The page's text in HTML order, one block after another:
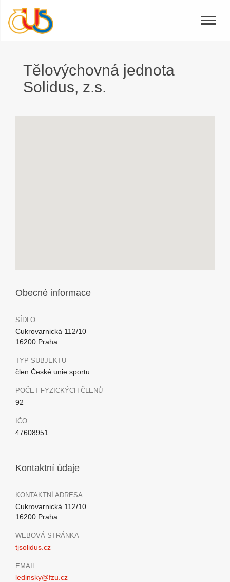
Toggle
Tělovýchovná jednota
Solidus, z.s.
Obecné informace
SÍDLO
Cukrovarnická 112/10
16200 Praha
TYP SUBJEKTU
člen České unie sportu
POČET FYZICKÝCH ČLENŮ
92
IČO
47608951
Kontaktní údaje
KONTAKTNÍ ADRESA
Cukrovarnická 112/10
16200 Praha
WEBOVÁ STRÁNKA
tjsolidus.cz
EMAIL
ledinsky@fzu.cz